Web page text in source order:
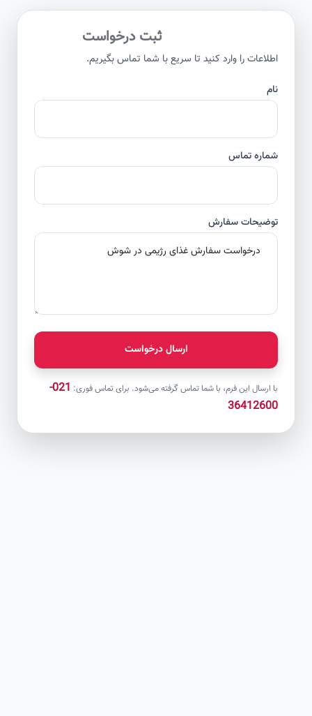
ثبت درخواست
اطلاعات را وارد کنید تا سریع با شما تماس بگیریم.
شماره تماس
توضیحات سفارش
ارسال درخواست
با ارسال این فرم، با شما تماس گرفته می‌شود. برای تماس فوری:
021-
36412600